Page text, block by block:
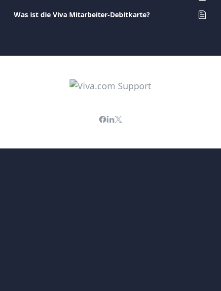
Was ist die Viva Mitarbeiter-Debitkarte?